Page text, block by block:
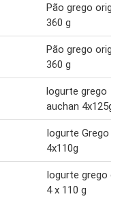
Pão grego
360 g
Pão grego
360 g
logurte grego
auchan 4x125g
Iogurte Grego
4x110g
Iogurte grego
4 x 110 g